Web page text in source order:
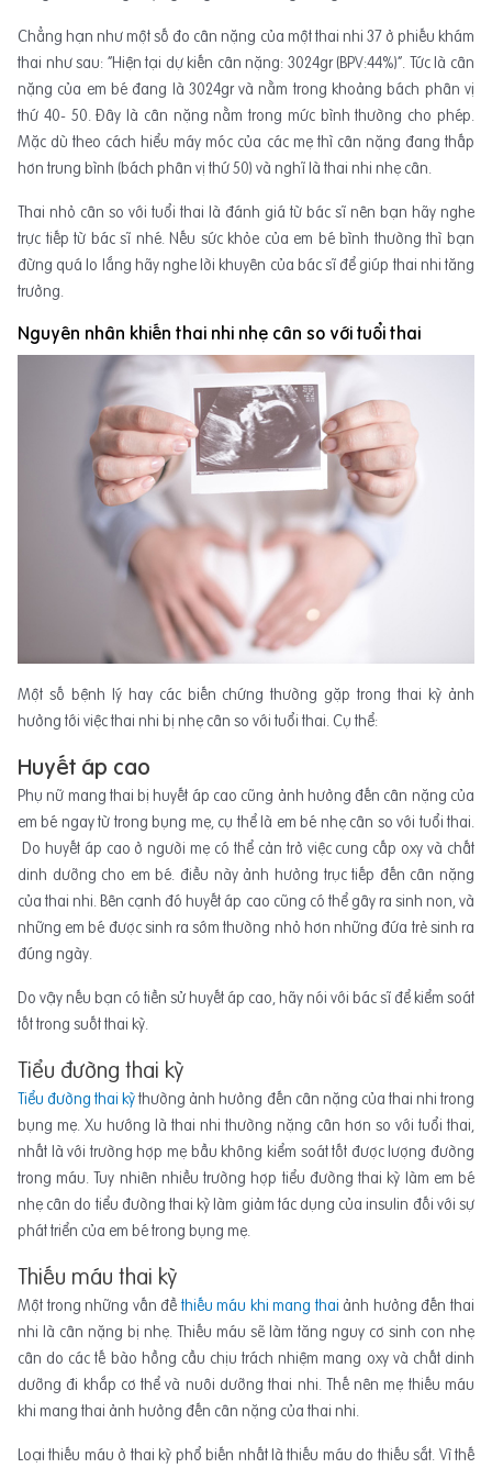
Chẳng hạn như một số đo cân nặng của một thai nhi 37 ở phiếu khám
thai như sau: “Hiện tại dự kiến cân nặng: 3024gr (BPV:44%)”. Tức là cân
nặng của em bé đang là 3024gr và nằm trong khoảng bách phân vị
thứ 40- 50. Đây là cân nặng nằm trong mức bình thường cho phép.
Mặc dù theo cách hiểu máy móc của các mẹ thì cân nặng đang thấp
hơn trung bình (bách phân vị thứ 50) và nghĩ là thai nhi nhẹ cân.
Thai nhỏ cân so với tuổi thai là đánh giá từ bác sĩ nên bạn hãy nghe
trực tiếp từ bác sĩ nhé. Nếu sức khỏe của em bé bình thường thì bạn
đừng quá lo lắng hãy nghe lời khuyên của bác sĩ để giúp thai nhi tăng
trưởng.
Nguyên nhân khiến thai nhi nhẹ cân so với tuổi thai
Một số bệnh lý hay các biến chứng thường gặp trong thai kỳ ảnh
hưởng tới việc thai nhi bị nhẹ cân so với tuổi thai. Cụ thể:
Huyết áp cao
Phụ nữ mang thai bị huyết áp cao cũng ảnh hưởng đến cân nặng của
em bé ngay từ trong bụng mẹ, cụ thể là em bé nhẹ cân so với tuổi thai.
Do huyết áp cao ở người mẹ có thể cản trở việc cung cấp oxy và chất
dinh dưỡng cho em bé. điều này ảnh hưởng trục tiếp đến cân nặng
của thai nhi. Bên cạnh đó huyết áp cao cũng có thể gây ra sinh non, và
những em bé được sinh ra sớm thường nhỏ hơn những đứa trẻ sinh ra
đúng ngày.
Do vậy nếu bạn có tiền sử huyết áp cao, hãy nói với bác sĩ để kiểm soát
tốt trong suốt thai kỳ.
Tiểu đường thai kỳ
Tiểu đường thai kỳthường ảnh hưởng đến cân nặng của thai nhi trong
bụng mẹ. Xu hướng là thai nhi thường nặng cân hơn so với tuổi thai,
nhất là với trường hợp mẹ bầu không kiểm soát tốt được lượng đường
trong máu. Tuy nhiên nhiều trường hợp tiểu đường thai kỳ làm em bé
nhẹ cân do tiểu đường thai kỳ làm giảm tác dụng của insulin đối với sự
phát triển của em bé trong bụng mẹ.
Thiếu máu thai kỳ
Một trong những vấn đềthiếu máu khi mang thai ảnh hưởng đến thai
nhi là cân nặng bị nhẹ. Thiếu máu sẽ làm tăng nguy cơ sinh con nhẹ
cân do các tế bào hồng cầu chịu trách nhiệm mang oxy và chất dinh
dưỡng đi khắp cơ thể và nuôi dưỡng thai nhi. Thế nên mẹ thiếu máu
khi mang thai ảnh hưởng đến cân nặng của thai nhi.
Loại thiếu máu ở thai kỳ phổ biến nhất là thiếu máu do thiếu sắt. Vì thế